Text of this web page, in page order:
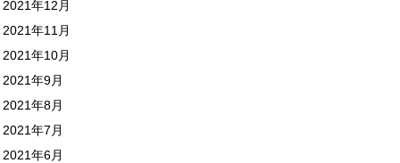
2021年12月
2021年11月
2021年10月
2021年9月
2021年8月
2021年7月
2021年6月